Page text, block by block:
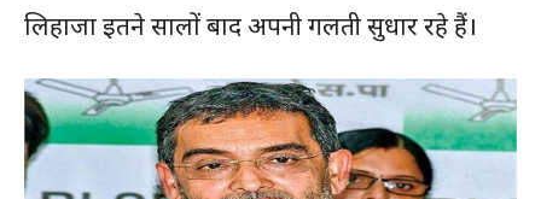
लिहाजा इतने सालों बाद अपनी गलती सुधार रहे हैं।